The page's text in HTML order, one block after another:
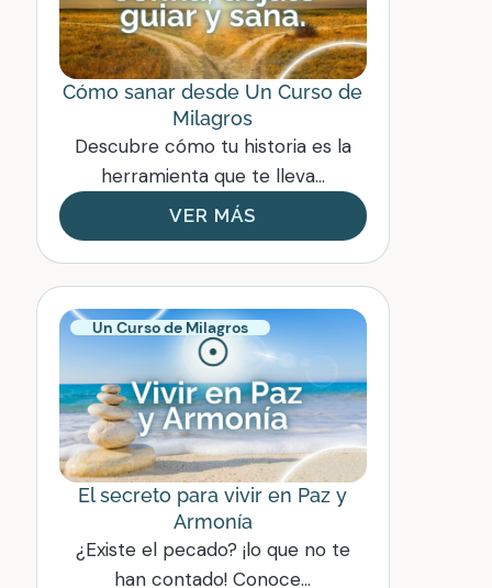
Cómo sanar desde Un Curso de
Milagros
Descubre cómo tu historia es la
herramienta que te lleva...
VER MÁS
Un Curso de Milagros
El secreto para vivir en Paz y
Armonía
¿Existe el pecado? ¡lo que no te
han contado! Conoce...